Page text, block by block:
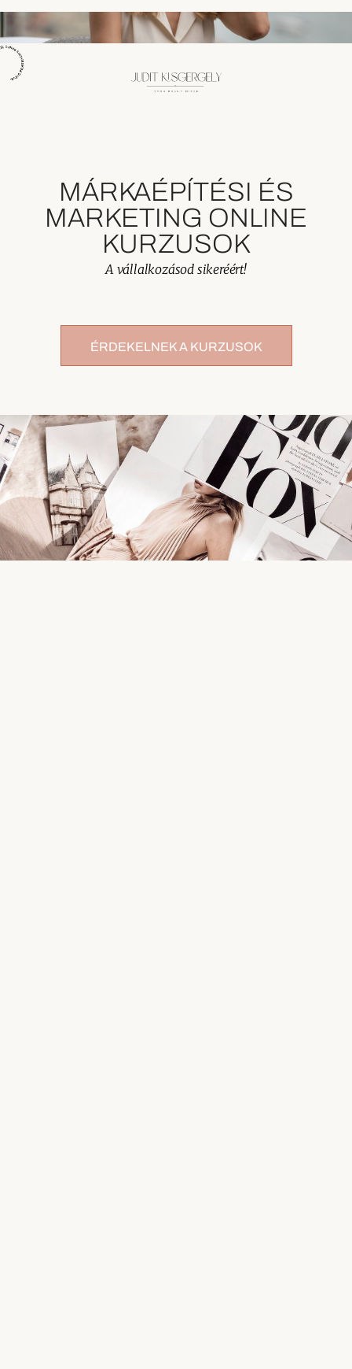
MÁRKAÉPÍTÉSI ÉS
MARKETING ONLINE
KURZUSOK
A vállalkozásod sikeréért!
ÉRDEKELNEK A KURZUSOK
öntve.